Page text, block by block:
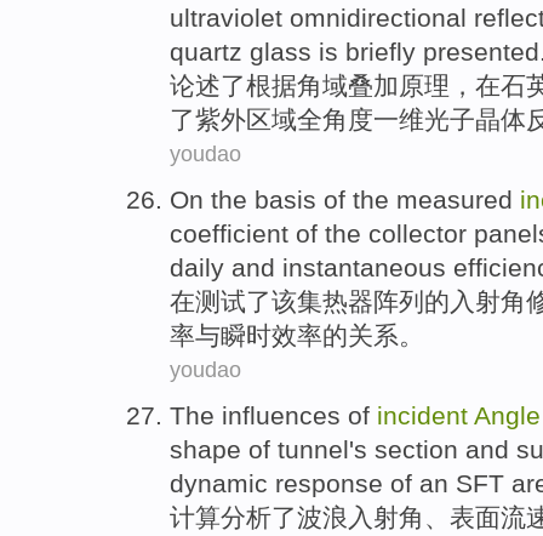
ultraviolet omnidirectional
quartz glass is briefly
论述了根据角域叠加原理， 在石
了紫外区域全角度一维光子晶体
youdao
On the basis of the measured
coefficient of the collector
daily and instantaneous
在测试了该集热器阵列 的 入射角
率与瞬时效率的关系。
youdao
The influences of incident Angle
shape of tunnel's section and
dynamic response of an SFT
计算分析了波浪 入射角 、 表面流